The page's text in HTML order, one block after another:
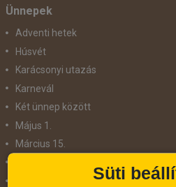
Ünnepek
Adventi hetek
Húsvét
Karácsonyi utazás
Karnevál
Két ünnep között
Május 1.
Március 15.
Süti